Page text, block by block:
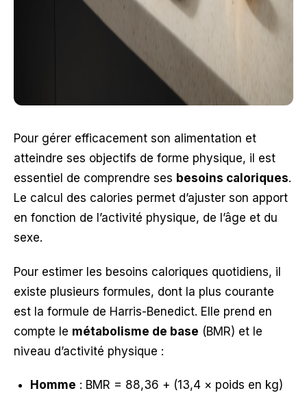
Pour gérer efficacement son alimentation et
atteindre ses objectifs de forme physique, il est
essentiel de comprendre ses besoins caloriques.
Le calcul des calories permet d’ajuster son apport
en fonction de l’activité physique, de l’âge et du
sexe.
Pour estimer les besoins caloriques quotidiens, il
existe plusieurs formules, dont la plus courante
est la formule de Harris-Benedict. Elle prend en
compte le métabolisme de base (BMR) et le
niveau d’activité physique :
Homme : BMR = 88,36 + (13,4 × poids en kg)